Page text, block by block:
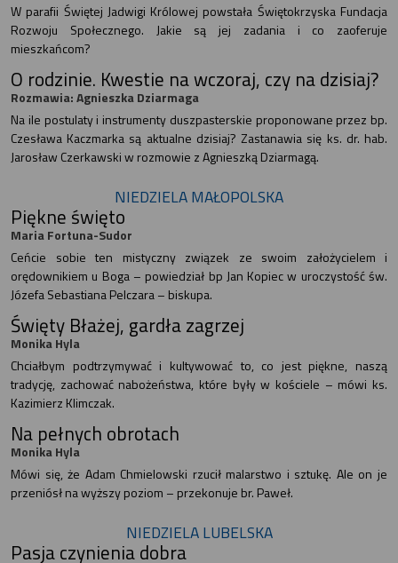
W parafii Świętej Jadwigi Królowej powstała Świętokrzyska Fundacja
Rozwoju Społecznego. Jakie są jej zadania i co zaoferuje
mieszkańcom?
O rodzinie. Kwestie na wczoraj, czy na dzisiaj?
Rozmawia: Agnieszka Dziarmaga
Na ile postulaty i instrumenty duszpasterskie proponowane przez bp.
Czesława Kaczmarka są aktualne dzisiaj? Zastanawia się ks. dr. hab.
Jarosław Czerkawski w rozmowie z Agnieszką Dziarmagą.
NIEDZIELA MAŁOPOLSKA
Piękne święto
Maria Fortuna-Sudor
Ceńcie sobie ten mistyczny związek ze swoim założycielem i
orędownikiem u Boga – powiedział bp Jan Kopiec w uroczystość św.
Józefa Sebastiana Pelczara – biskupa.
Święty Błażej, gardła zagrzej
Monika Hyla
Chciałbym podtrzymywać i kultywować to, co jest piękne, naszą
tradycję, zachować nabożeństwa, które były w kościele – mówi ks.
Kazimierz Klimczak.
Na pełnych obrotach
Monika Hyla
Mówi się, że Adam Chmielowski rzucił malarstwo i sztukę. Ale on je
przeniósł na wyższy poziom – przekonuje br. Paweł.
NIEDZIELA LUBELSKA
Pasja czynienia dobra